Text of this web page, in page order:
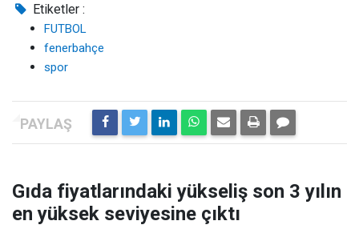
Etiketler :
FUTBOL
fenerbahçe
spor
Gıda fiyatlarındaki yükseliş son 3 yılın
en yüksek seviyesine çıktı